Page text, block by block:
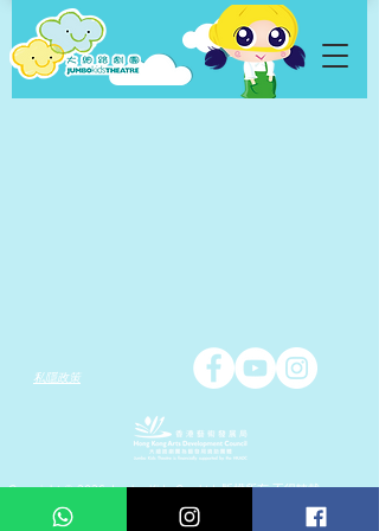
私隱政策
Copyright © 2026 Jumbo Kids Co.. Ltd. 版權所有 不得轉載